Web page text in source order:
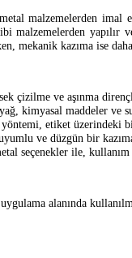
malzemelerden
yapılır
mekanik kazıma ise
çizilme ve aşınma
yağ, kimyasal maddeler ve
yöntemi, etiket üzerindeki
ve düzgün bir
seçenekler ile,
alanında